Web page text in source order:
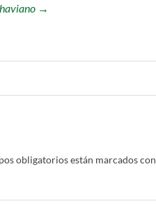
→
obligatorios están marcados con